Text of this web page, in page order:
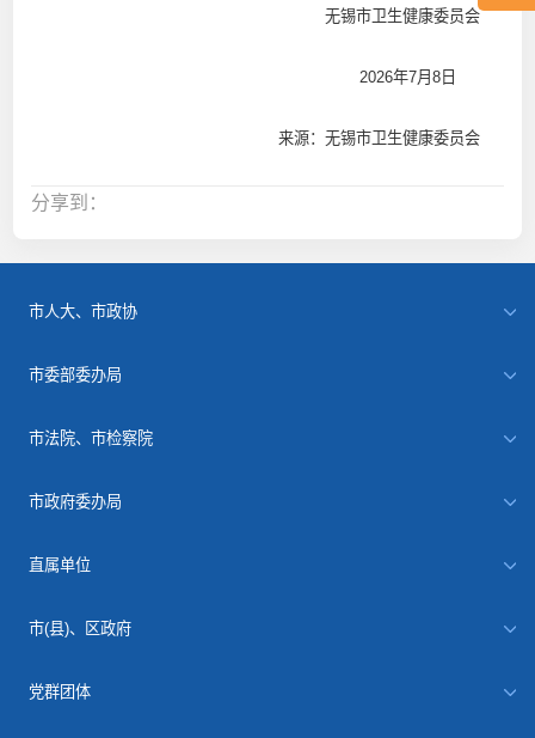
无锡市卫生健康委员会
2026年7月8日
来源：无锡市卫生健康委员会
分享到：
市人大、市政协
市委部委办局
市法院、市检察院
市政府委办局
直属单位
市(县)、区政府
党群团体